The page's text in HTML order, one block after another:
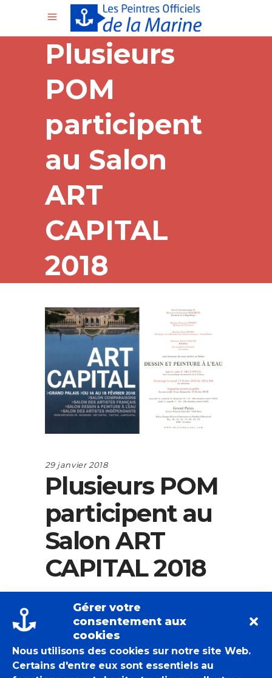
Gérer votre
consentement aux
cookies
Nous utilisons des cookies sur notre site Web.
Certains d'entre eux sont essentiels au
Plusieurs
POM
participent
au Salon
ART
CAPITAL
2018
29 janvier 2018
Plusieurs POM
participent au
Salon ART
CAPITAL 2018